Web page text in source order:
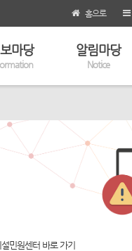
홈으로
마당 알림마당
Notice
민원센터 바로 가기